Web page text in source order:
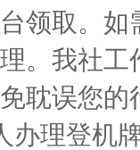
领取。
。我社
耽误您的
办理登机